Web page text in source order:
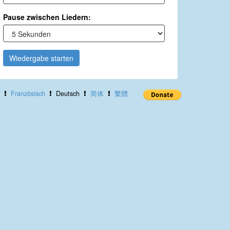
Pause zwischen Liedern:
Wiedergabe starten
Französisch Deutsch 简体 繁體